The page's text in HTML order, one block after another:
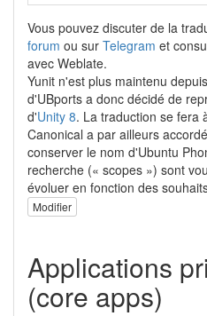
Vous pouvez discuter de la
forum ou sur Telegram et
avec Weblate.
Yunit n'est plus maintenu
d'UBports a donc décidé de
d'Unity 8. La traduction se fera
Canonical a par ailleurs
conserver le nom d'Ubuntu
recherche (« scopes ») sont
évoluer en fonction des
Modifier
Applications
(core apps)